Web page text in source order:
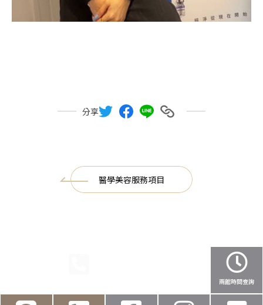
分享
醫學美容服務項目
兩館時間查詢